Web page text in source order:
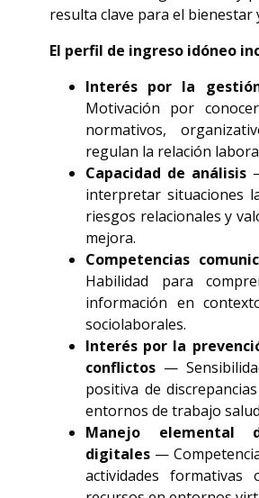
resulta clave para el bienestar
El perfil de ingreso idóneo
Interés por la
Motivación por
normativos,
regulan la relación
Capacidad de análisis
interpretar situaciones
riesgos relacionales y
mejora.
Competencias
Habilidad para
información en
sociolaborales.
Interés por la
conflictos —
positiva de
entornos de trabajo
Manejo elemental
digitales —
actividades formativas